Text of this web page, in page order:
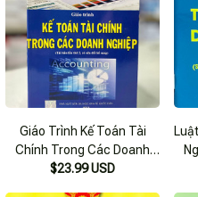
Giáo Trình Kế Toán Tài
Chính Trong Các Doanh
Nghiệp (Tái Bản Lần Thứ 2,
$23.99 USD